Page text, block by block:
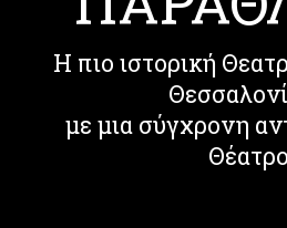
Η πιο ιστορική
με μια σύγχρονη
Θέατρο